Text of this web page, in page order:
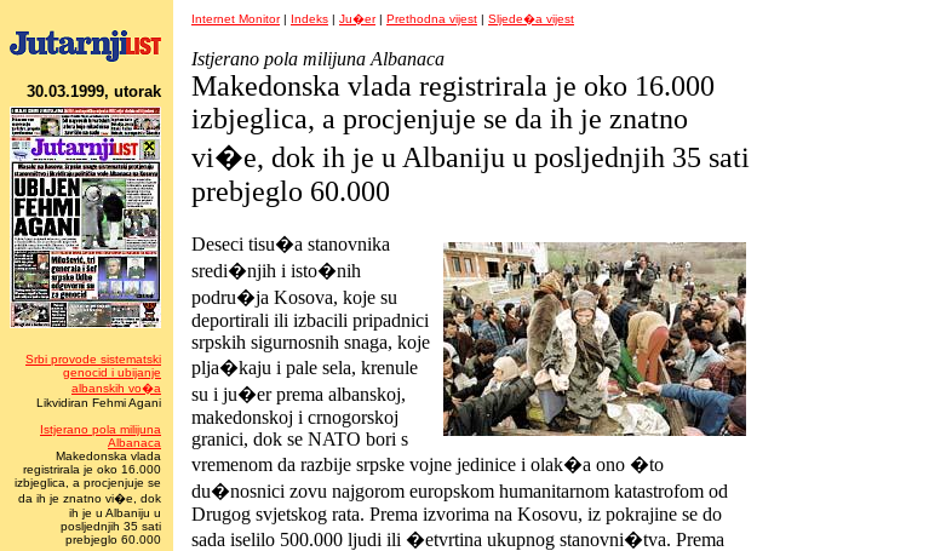
30.03.1999, utorak
Srbi provode sistematski
genocid i ubijanje
albanskih vo�a
Likvidiran Fehmi Agani
Istjerano pola milijuna
Albanaca
Makedonska vlada
registrirala je oko 16.000
izbjeglica, a procjenjuje se
da ih je znatno vi�e, dok
ih je u Albaniju u
posljednjih 35 sati
prebjeglo 60.000
Internet Monitor| Indeks | Ju�er| Prethodna vijest | Sljede�a vijest
Istjerano pola milijuna Albanaca
Makedonska vlada registrirala je oko 16.000
izbjeglica, a procjenjuje se da ih je znatno
vi�e, dok ih je u Albaniju u posljednjih 35 sati
prebjeglo 60.000
Deseci tisu�a stanovnika
sredi�njih i isto�nih
podru�ja Kosova, koje su
deportirali ili izbacili pripadnici
srpskih sigurnosnih snaga, koje
plja�kaju i pale sela, krenule
su i ju�er prema albanskoj,
makedonskoj i crnogorskoj
granici, dok se NATO bori s
vremenom da razbije srpske vojne jedinice i olak�a ono �to
du�nosnici zovu najgorom europskom humanitarnom katastrofom od
Drugog svjetskog rata. Prema izvorima na Kosovu, iz pokrajine se do
sada iselilo 500.000 ljudi ili �etvrtina ukupnog stanovni�tva. Prema